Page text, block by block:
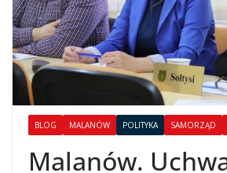
BLOG MALANÓW POLITYKA SAMORZĄD
Malanów.